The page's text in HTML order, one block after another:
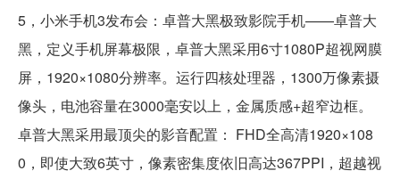
5，小米手机3发布会：卓普大黑极致影院手机——卓普大
黑，定义手机屏幕极限，卓普大黑采用6寸1080P超视网膜
屏，1920×1080分辨率。运行四核处理器，1300万像素摄
像头，电池容量在3000毫安以上，金属质感+超窄边框。
卓普大黑采用最顶尖的影音配置： FHD全高清1920×108
0，即使大致6英寸，像素密集度依旧高达367PPI，超越视